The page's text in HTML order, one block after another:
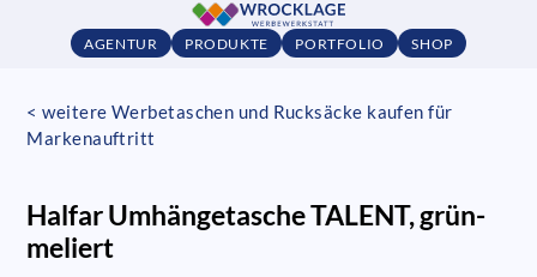
AGENTUR PRODUKTE PORTFOLIO SHOP
< weitere Werbetaschen und Rucksäcke kaufen für
Markenauftritt
Halfar Umhängetasche TALENT, grün-
meliert